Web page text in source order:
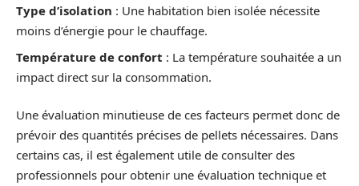
Type d’isolation : Une habitation bien isolée nécessite
moins d’énergie pour le chauffage.
Température de confort : La température souhaitée a un
impact direct sur la consommation.
Une évaluation minutieuse de ces facteurs permet donc de
prévoir des quantités précises de pellets nécessaires. Dans
certains cas, il est également utile de consulter des
professionnels pour obtenir une évaluation technique et